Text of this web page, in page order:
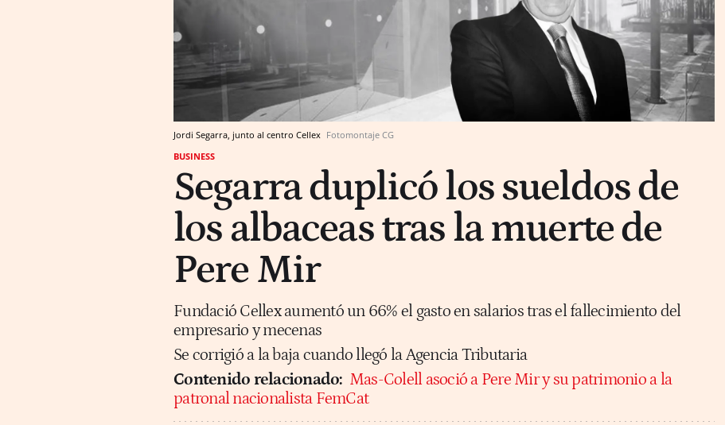
Jordi Segarra, junto al centro Cellex Fotomontaje CG
BUSINESS
Segarra duplicó los sueldos de
los albaceas tras la muerte de
Pere Mir
Fundació Cellex aumentó un 66% el gasto en salarios tras el fallecimiento del
empresario y mecenas
Se corrigió a la baja cuando llegó la Agencia Tributaria
Contenido relacionado: Mas-Colell asoció a Pere Mir y su patrimonio a la
patronal nacionalista FemCat